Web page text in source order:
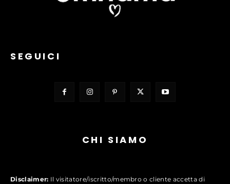
SEGUICI
CHI SIAMO
Disclaimer: Il visitatore/iscritto/membro o cliente accetta di